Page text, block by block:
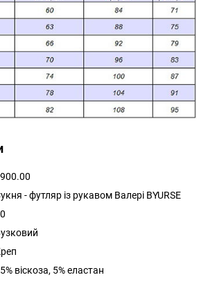
- футляр із рукавом Валері BYURSE
віскоза, 5% еластан